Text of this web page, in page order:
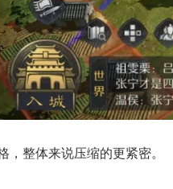
，整体来说压缩的更紧密。